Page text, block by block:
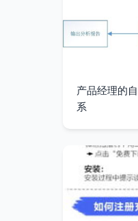
产品经理的
系